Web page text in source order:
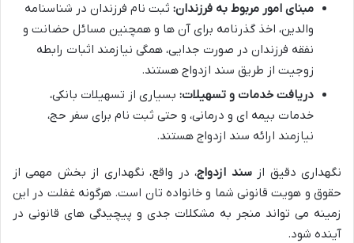
مبنای امور مربوط به فرزندان: ثبت نام فرزندان در شناسنامه
والدین، اخذ گذرنامه برای آن ها و همچنین مسائل حضانت و
نفقه فرزندان در صورت جدایی، همگی نیازمند اثبات رابطه
زوجیت از طریق سند ازدواج هستند.
دریافت خدمات و تسهیلات: بسیاری از تسهیلات بانکی،
خدمات بیمه ای و درمانی، و حتی ثبت نام برای سفر حج،
نیازمند ارائه سند ازدواج هستند.
نگهداری دقیق ازسند ازدواج، در واقع، نگهداری از بخش مهمی از
حقوق و هویت قانونی شما و خانواده تان است. هرگونه غفلت در این
زمینه می تواند منجر به مشکلات جدی و پیچیدگی های قانونی در
آینده شود.